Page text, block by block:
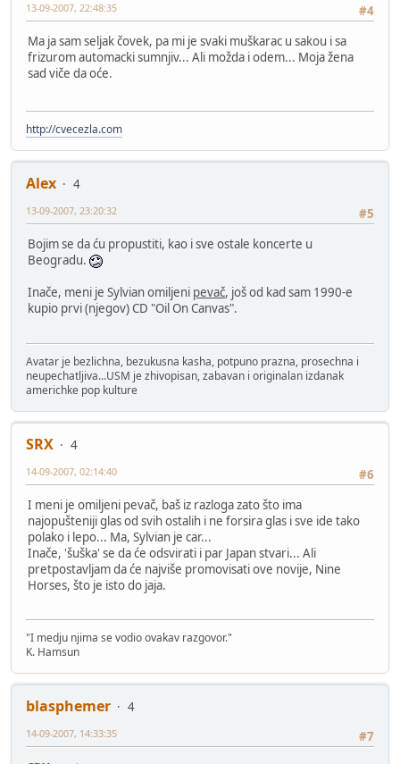
#4
13-09-2007, 22:48:35
Ma ja sam seljak čovek, pa mi je svaki muškarac u sakou i sa
frizurom automacki sumnjiv... Ali možda i odem... Moja žena
sad viče da oće.
http://cvecezla.com
Alex
4
#5
13-09-2007, 23:20:32
Bojim se da ću propustiti, kao i sve ostale koncerte u
Beogradu.
Inače, meni je Sylvian omiljeni pevač, još od kad sam 1990-e
kupio prvi (njegov) CD "Oil On Canvas".
Avatar je bezlichna, bezukusna kasha, potpuno prazna, prosechna i
neupechatljiva...USM je zhivopisan, zabavan i originalan izdanak
americhke pop kulture
SRX
4
#6
14-09-2007, 02:14:40
I meni je omiljeni pevač, baš iz razloga zato što ima
najopušteniji glas od svih ostalih i ne forsira glas i sve ide tako
polako i lepo... Ma, Sylvian je car...
Inače, 'šuška' se da će odsvirati i par Japan stvari... Ali
pretpostavljam da će najviše promovisati ove novije, Nine
Horses, što je isto do jaja.
"I medju njima se vodio ovakav razgovor."
K. Hamsun
blasphemer
4
#7
14-09-2007, 14:33:35